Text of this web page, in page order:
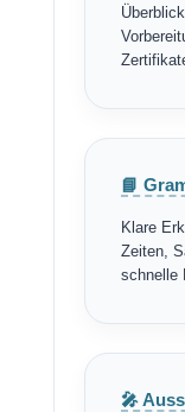
📘
Klare
Zeiten,
schnelle
🎤